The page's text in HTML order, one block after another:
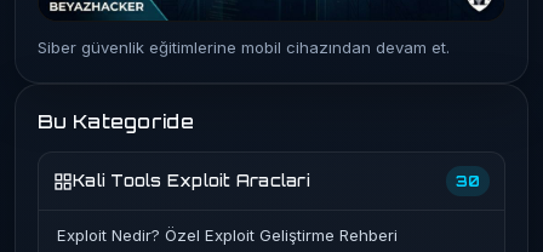
Siber güvenlik eğitimlerine mobil cihazından devam et.
Bu Kategoride
Kali Tools Exploit Araclari 30
Exploit Nedir? Özel Exploit Geliştirme Rehberi